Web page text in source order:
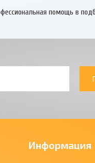
помощь в
Информация